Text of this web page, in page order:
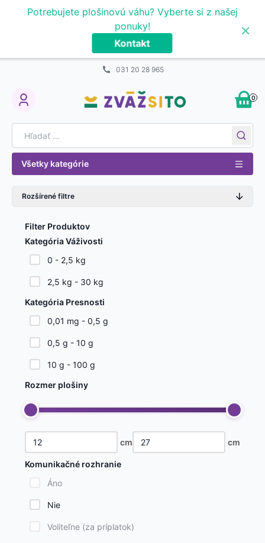
Potrebujete plošinovú váhu? Vyberte si z našej
ponuky!
Kontakt
×
031 20 28 965
My Account
0
Všetky kategórie
Rozšírené filtre
Filter Produktov
Kategória Váživosti
0 - 2,5 kg
2,5 kg - 30 kg
Kategória Presnosti
0,01 mg - 0,5 g
0,5 g - 10 g
10 g - 100 g
Rozmer plošiny
cm cm
Komunikačné rozhranie
Áno
Nie
Voliteľne (za príplatok)